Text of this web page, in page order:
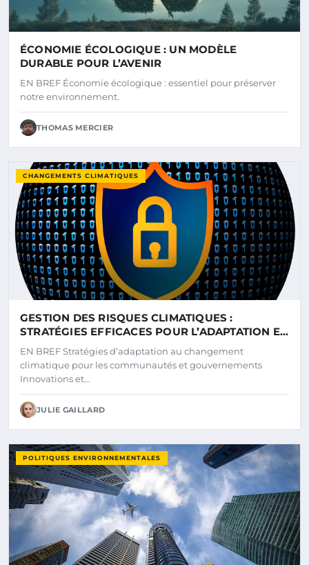
ÉCONOMIE ÉCOLOGIQUE : UN MODÈLE
DURABLE POUR L’AVENIR
EN BREF Économie écologique : essentiel pour préserver
notre environnement.
THOMAS MERCIER
CHANGEMENTS CLIMATIQUES
GESTION DES RISQUES CLIMATIQUES :
STRATÉGIES EFFICACES POUR L’ADAPTATION ET
LA RÉSILIENCE
EN BREF Stratégies d’adaptation au changement
climatique pour les communautés et gouvernements
Innovations et…
JULIE GAILLARD
POLITIQUES ENVIRONNEMENTALES